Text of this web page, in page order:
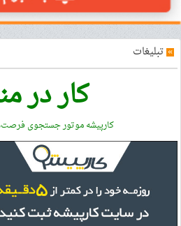
» تبلیغات
کار در
کارپیشه موتور جستجوی